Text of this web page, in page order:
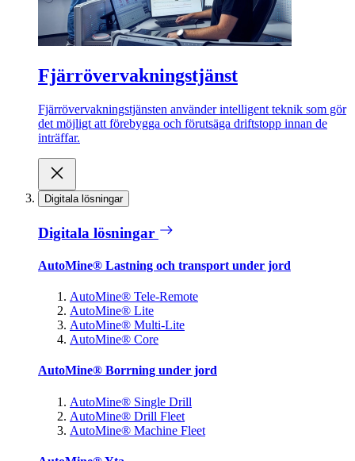
Fjärrövervakningstjänst
Fjärrövervakningstjänsten använder intelligent teknik som gör
det möjligt att förebygga och förutsäga driftstopp innan de
inträffar.
Digitala lösningar
Digitala lösningar
AutoMine® Lastning och transport under jord
AutoMine® Tele-Remote
AutoMine® Lite
AutoMine® Multi-Lite
AutoMine® Core
AutoMine® Borrning under jord
AutoMine® Single Drill
AutoMine® Drill Fleet
AutoMine® Machine Fleet